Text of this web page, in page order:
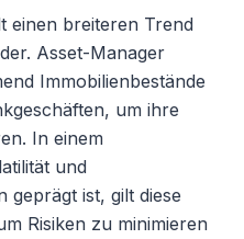
einen breiteren Trend
Asset-Manager
Immobilienbestände
um ihre
In einem
und
geprägt ist, gilt diese
Risiken zu minimieren